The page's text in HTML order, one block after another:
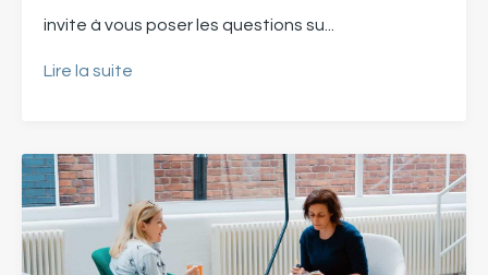
invite à vous poser les questions su
Lire la suite